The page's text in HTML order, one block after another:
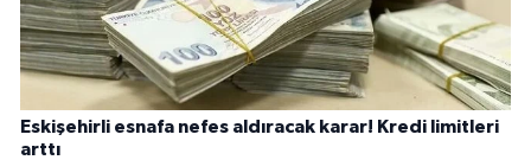
Eskişehirli esnafa nefes aldıracak karar! Kredi limitleri
arttı